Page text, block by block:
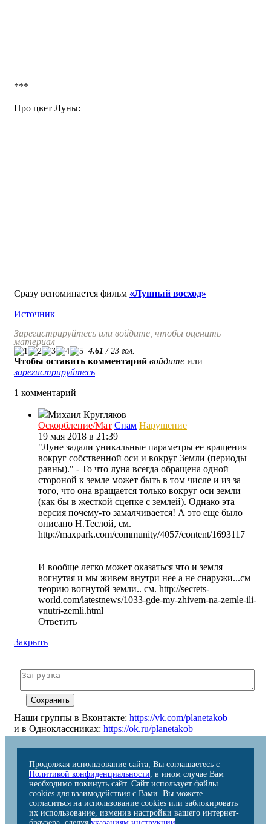
***
Про цвет Луны:
Сразу вспоминается фильм «Лунный восход»
Источник
Зарегистрируйтесь или войдите, чтобы оценить
материал
4.61 / 23 гол.
Чтобы оставить комментарий войдите или
зарегистрируйтесь
1 комментарий
Михаил Кругляков
Оскорбление/Мат Спам Нарушение
19 мая 2018 в 21:39
"Луне задали уникальные параметры ее вращения
вокруг собственной оси и вокруг Земли (периоды
равны)." - То что луна всегда обращена одной
стороной к земле может быть в том числе и из за
того, что она вращается только вокруг оси земли
(как бы в жесткой сцепке с землей). Однако эта
версия почему-то замалчивается! А это еще было
описано Н.Теслой, см.
http://maxpark.com/community/4057/content/1693117
И вообще легко может оказаться что и земля
вогнутая и мы живем внутри нее а не снаружи...см
теорию вогнутой земли.. см. http://secrets-
world.com/latestnews/1033-gde-my-zhivem-na-zemle-ili-
vnutri-zemli.html
Ответить
Закрыть
Наши группы в Вконтакте: https://vk.com/planetakob
и в Одноклассниках: https://ok.ru/planetakob
Продолжая использование сайта, Вы соглашаетесь с
Политикой конфиденциальности, в ином случае Вам
необходимо покинуть сайт. Сайт использует файлы
cookies для взаимодействия с Вами. Вы можете
согласиться на использование cookies или заблокировать
их использование, изменив настройки вашего интернет-